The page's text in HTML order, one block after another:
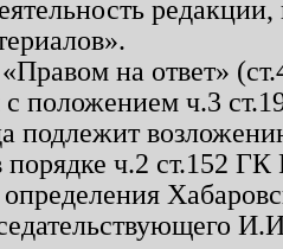
«Правом на ответ»
с положением ч.3
подлежит
ч.2 ст.152